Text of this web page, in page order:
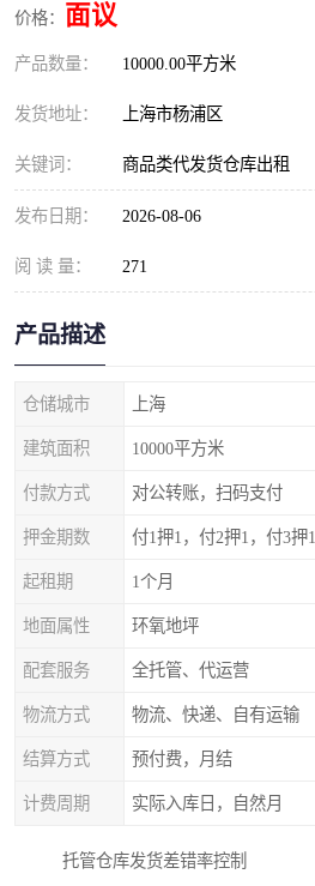
价格： 面议
产品数量： 10000.00平方米
发货地址： 上海市杨浦区
关键词： 商品类代发货仓库出租
发布日期： 2026-08-06
阅 读 量： 271
产品描述
仓储城市 上海
建筑面积 10000平方米
付款方式 对公转账，扫码支付
押金期数 付1押1，付2押1，付3押1
起租期 1个月
地面属性 环氧地坪
配套服务 全托管、代运营
物流方式 物流、快递、自有运输
结算方式 预付费，月结
计费周期 实际入库日，自然月
托管仓库发货差错率控制